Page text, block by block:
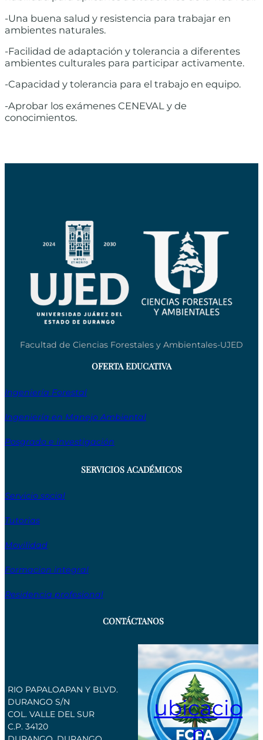
-Una buena salud y resistencia para trabajar en
ambientes naturales.
-Facilidad de adaptación y tolerancia a diferentes
ambientes culturales para participar activamente.
-Capacidad y tolerancia para el trabajo en equipo.
-Aprobar los exámenes CENEVAL y de
conocimientos.
Facultad de Ciencias Forestales y Ambientales-UJED
OFERTA EDUCATIVA
Ingeniería Forestal
Ingeniería en Manejo Ambiental
Posgrado e investigación
SERVICIOS ACADÉMICOS
Servicio social
Tutorias
Movilidad
Formacion integral
Residencia profesional
CONTÁCTANOS
RIO PAPALOAPAN Y BLVD.
DURANGO S/N
COL. VALLE DEL SUR
C.P. 34120
ubicacio
n